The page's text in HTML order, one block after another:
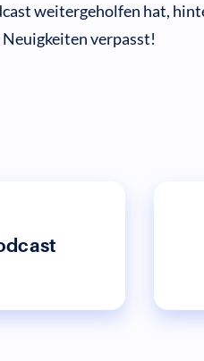
weitergeholfen hat,
verpasst!